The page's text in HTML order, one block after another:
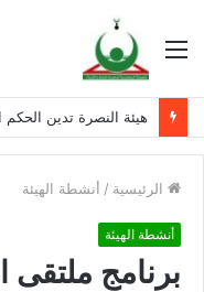
القائمة
هيئة النصرة تدين
الرئيسية / أنشطة الهيئة
أنشطة الهيئة
برنامج ملتقى